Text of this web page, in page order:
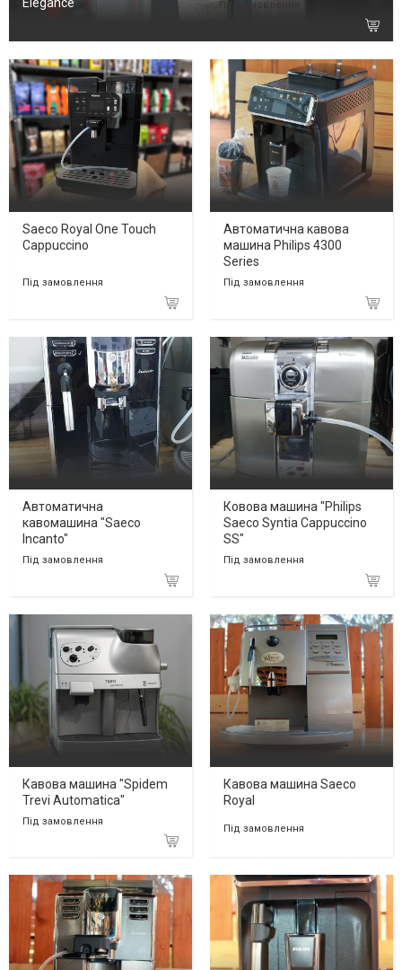
Elegance
Під замовлення
Saeco Royal One Touch
Cappuccino
Під замовлення
Автоматична кавова
машина Philips 4300
Series
Під замовлення
Автоматична
кавомашина "Saeco
Incanto"
Під замовлення
Ковова машина "Philips
Saeco Syntia Cappuccino
SS"
Під замовлення
Кавова машина "Spidem
Trevi Automatica"
Під замовлення
Кавова машина Saeco
Royal
Під замовлення